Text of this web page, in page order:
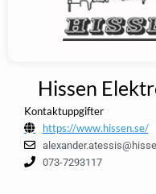
Hissen
Kontaktuppgifter
https://www.hissen.se/
073-7293117